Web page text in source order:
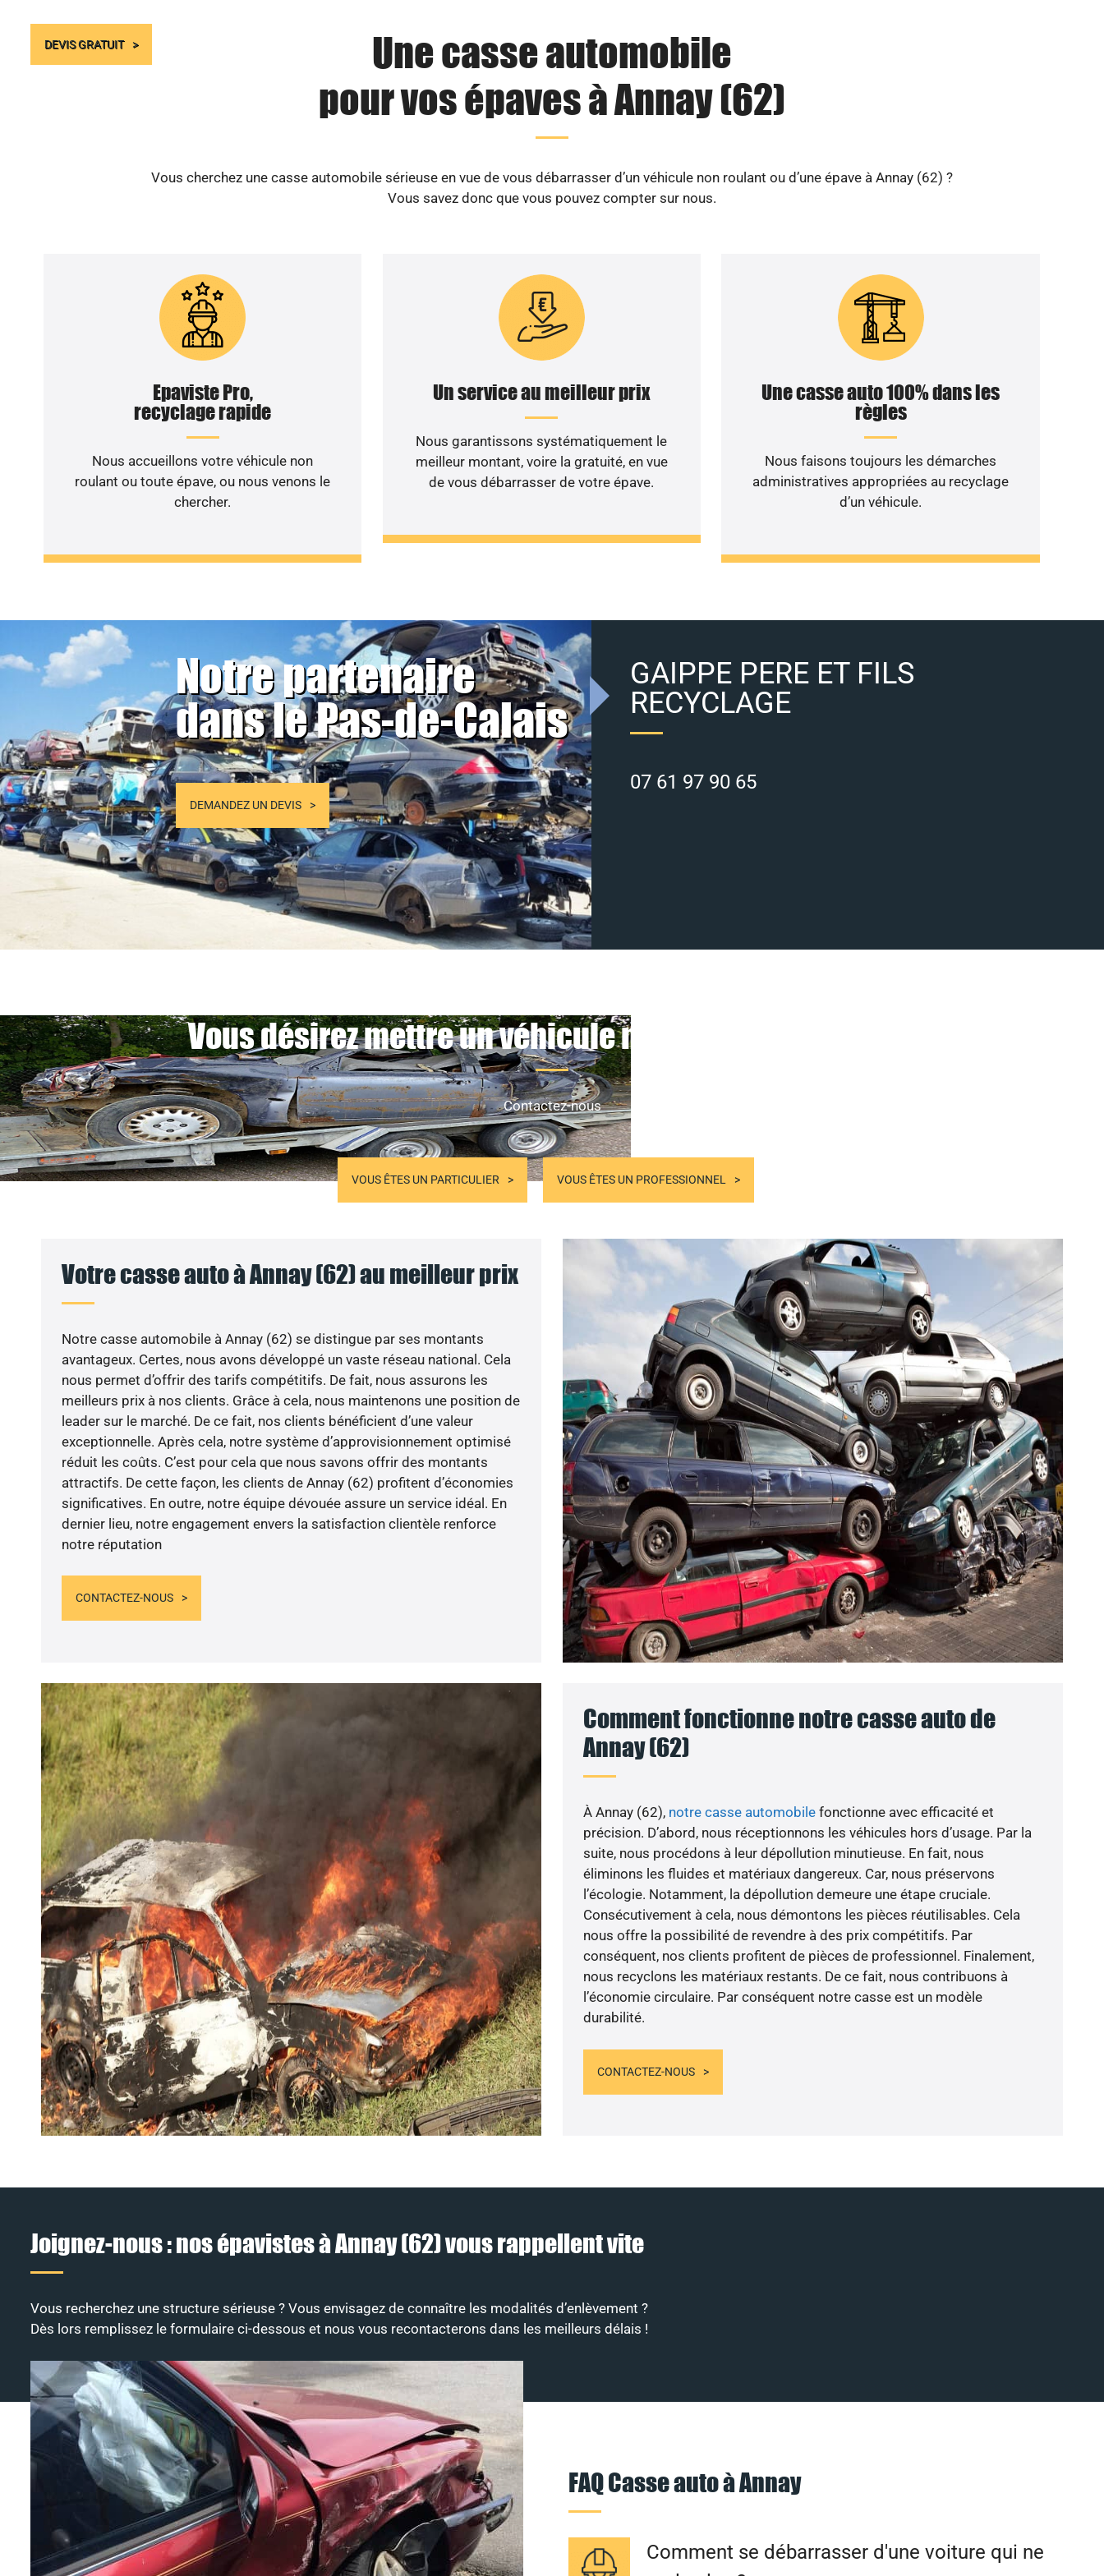
DEVIS GRATUIT
Une casse automobile
pour vos épaves à Annay (62)
Vous cherchez une casse automobile sérieuse en vue de vous débarrasser d’un véhicule non roulant ou d’une épave à Annay (62) ?
Vous savez donc que vous pouvez compter sur nous.
Epaviste Pro,
recyclage rapide
Nous accueillons votre véhicule non
roulant ou toute épave, ou nous venons le
chercher.
Un service au meilleur prix
Nous garantissons systématiquement le
meilleur montant, voire la gratuité, en vue
de vous débarrasser de votre épave.
Une casse auto 100% dans les
règles
Nous faisons toujours les démarches
administratives appropriées au recyclage
d’un véhicule.
Notre partenaire
dans le Pas-de-Calais
DEMANDEZ UN DEVIS
GAIPPE PERE ET FILS
RECYCLAGE
07 61 97 90 65
Vous désirez mettre un véhicule non roulant au rebut ?
Contactez-nous
VOUS ÊTES UN PARTICULIER VOUS ÊTES UN PROFESSIONNEL
Votre casse auto à Annay (62) au meilleur prix
Notre casse automobile à Annay (62) se distingue par ses montants
avantageux. Certes, nous avons développé un vaste réseau national. Cela
nous permet d’offrir des tarifs compétitifs. De fait, nous assurons les
meilleurs prix à nos clients. Grâce à cela, nous maintenons une position de
leader sur le marché. De ce fait, nos clients bénéficient d’une valeur
exceptionnelle. Après cela, notre système d’approvisionnement optimisé
réduit les coûts. C’est pour cela que nous savons offrir des montants
attractifs. De cette façon, les clients de Annay (62) profitent d’économies
significatives. En outre, notre équipe dévouée assure un service idéal. En
dernier lieu, notre engagement envers la satisfaction clientèle renforce
notre réputation
CONTACTEZ-NOUS
Comment fonctionne notre casse auto de
Annay (62)
À Annay (62), notre casse automobile fonctionne avec efficacité et
précision. D’abord, nous réceptionnons les véhicules hors d’usage. Par la
suite, nous procédons à leur dépollution minutieuse. En fait, nous
éliminons les fluides et matériaux dangereux. Car, nous préservons
l’écologie. Notamment, la dépollution demeure une étape cruciale.
Consécutivement à cela, nous démontons les pièces réutilisables. Cela
nous offre la possibilité de revendre à des prix compétitifs. Par
conséquent, nos clients profitent de pièces de professionnel. Finalement,
nous recyclons les matériaux restants. De ce fait, nous contribuons à
l’économie circulaire. Par conséquent notre casse est un modèle
durabilité.
CONTACTEZ-NOUS
Joignez-nous : nos épavistes à Annay (62) vous rappellent vite
Vous recherchez une structure sérieuse ? Vous envisagez de connaître les modalités d’enlèvement ?
Dès lors remplissez le formulaire ci-dessous et nous vous recontacterons dans les meilleurs délais !
FAQ Casse auto à Annay
Comment se débarrasser d'une voiture qui ne